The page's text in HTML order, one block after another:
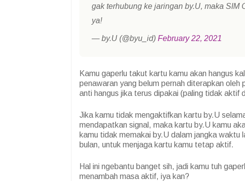
gak terhubung ke jaringan by.U, maka SIM
ya!
— by.U (@byu_id) February 22, 2021
Kamu gaperlu takut kartu kamu akan hangus
penawaran yang belum pernah diterapkan
anti hangus jika terus dipakai (paling tidak aktif
Jika kamu tidak mengaktifkan kartu by.U
mendapatkan signal, maka kartu by.U kamu
kamu tidak memakai by.U dalam jangka
bulan, untuk menjaga kartu kamu tetap aktif.
Hal ini ngebantu banget sih, jadi kamu tuh
menambah masa aktif, iya kan?